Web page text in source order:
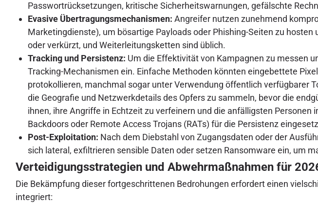
Passwortrücksetzungen, kritische Sicherheitswarnungen, gefälschte
Evasive Übertragungsmechanismen: Angreifer nutzen zunehmend
Marketingdienste), um bösartige Payloads oder Phishing-Seiten zu
oder verkürzt, und Weiterleitungsketten sind üblich.
Tracking und Persistenz: Um die Effektivität von Kampagnen zu messen
Tracking-Mechanismen ein. Einfache Methoden könnten eingebettete
protokollieren, manchmal sogar unter Verwendung öffentlich verfügbarer
die Geografie und Netzwerkdetails des Opfers zu sammeln, bevor die
ihnen, ihre Angriffe in Echtzeit zu verfeinern und die anfälligsten
Backdoors oder Remote Access Trojans (RATs) für die Persistenz
Post-Exploitation: Nach dem Diebstahl von Zugangsdaten oder der
sich lateral, exfiltrieren sensible Daten oder setzen Ransomware ein, um
Verteidigungsstrategien und Abwehrmaßnahmen für
Die Bekämpfung dieser fortgeschrittenen Bedrohungen erfordert einen
integriert: